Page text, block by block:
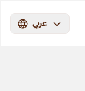
عربي